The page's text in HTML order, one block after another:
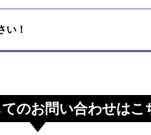
い！
のお問い合わせはこ